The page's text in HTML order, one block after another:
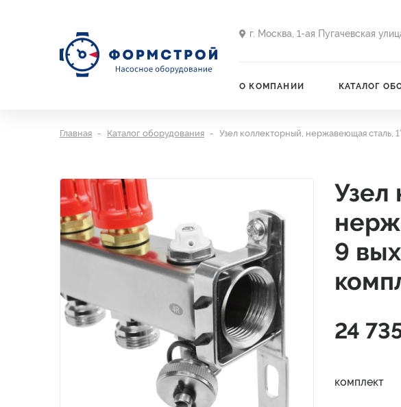
г. Москва, 1-ая Пугачевская
О КОМПАНИИ КАТАЛОГ
Главная Каталог оборудования Узел коллекторный, нержавеющая сталь,
Узел
9
24
комплект